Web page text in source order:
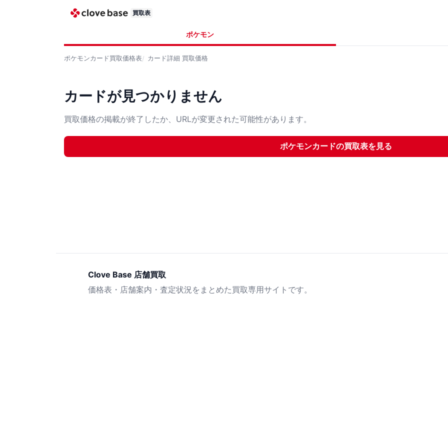
買取表
ポケモン
ポケモンカード買取価格表 カード詳細 買取価格
カードが見つかりません
買取価格の掲載が終了したか、URLが変更された可能性があります。
ポケモンカードの買取表を見る
Clove Base 店舗買取
価格表・店舗案内・査定状況をまとめた買取専用サイトです。